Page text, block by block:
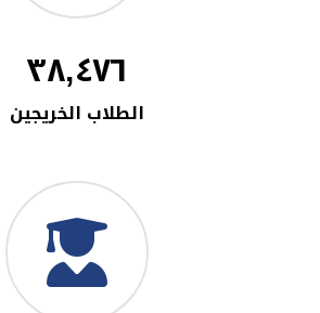
٣٨,٤٧٦
الطلاب الخريجين